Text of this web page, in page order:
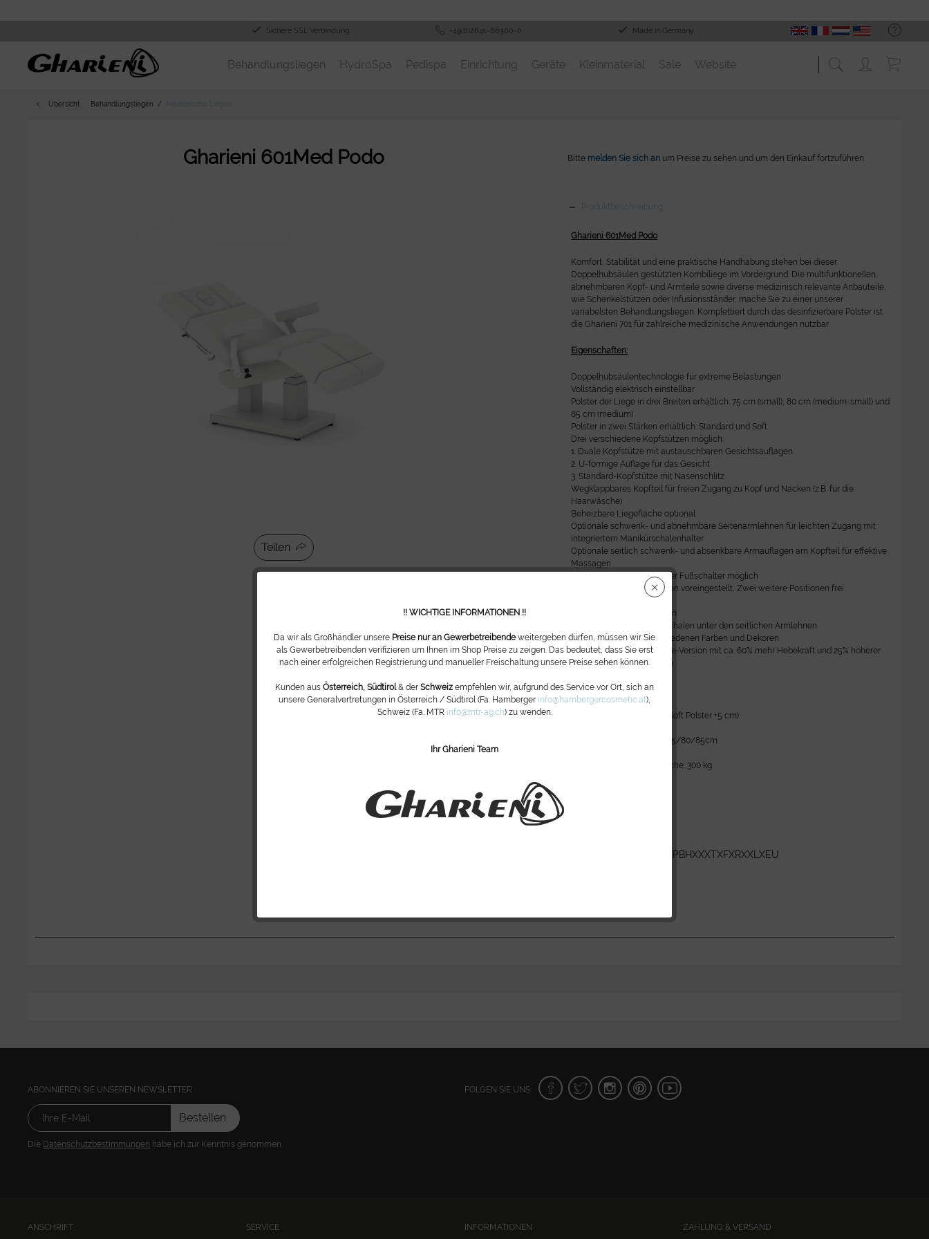
Sichere SSL Verbindung +49(0)2841-88300-0 Made in Germany
Behandlungsliegen HydroSpa Pedispa Einrichtung Geräte Kleinmaterial Sale Website
Übersicht Behandlungsliegen
Gharieni 601Med Podo
Teilen
Bitte melden Sie sich an um Preise zu sehen und um den Einkauf fortzuführen.
Produktbeschreibung
Gharieni 601Med Podo
Komfort, Stabilität und eine praktische Handhabung stehen bei dieser
Doppelhubsäulen gestützten Kombiliege im Vordergrund. Die multifunktionellen,
abnehmbaren Kopf- und Armteile sowie diverse medizinisch relevante Anbauteile,
wie Schenkelstützen oder Infusionsständer, mache Sie zu einer unserer
variabelsten Behandlungsliegen. Komplettiert durch das desinfizierbare Polster ist
die Gharieni 701 für zahlreiche medizinische Anwendungen nutzbar.
Eigenschaften:
Doppelhubsäulentechnologie für extreme Belastungen
Vollständig elektrisch einstellbar
Polster der Liege in drei Breiten erhältlich: 75 cm (small), 80 cm (medium-small) und
85 cm (medium)
Polster in zwei Stärken erhältlich: Standard und Soft
Drei verschiedene Kopfstützen möglich:
1. Duale Kopfstütze mit austauschbaren Gesichtsauflagen
2. U-förmige Auflage für das Gesicht
3. Standard-Kopfstütze mit Nasenschlitz
Wegklappbares Kopfteil für freien Zugang zu Kopf und Nacken (z.B. für die
Haarwäsche)
Beheizbare Liegefläche optional
Optionale schwenk- und abnehmbare Seitenarmlehnen für leichten Zugang mit
integriertem Manikürschalenhalter
Optionale seitlich schwenk- und absenkbare Armauflagen am Kopfteil für effektive
Massagen
Bedienung über Hand- oder Fußschalter möglich
Vier Behandlungspositionen voreingestellt, Zwei weitere Positionen frei
Halterung für Lupenlampen
Halterungen für Manikürschalen unter den seitlichen Armlehnen
Erhältlich in vielen verschiedenen Farben und Dekoren
Auch als High Performance-Version mit ca. 60% mehr Hebekraft und 25% höherer
Geschwindigkeit erhältlich
Technische Daten:
Höhe: ca. 59 cm - 99 cm (Soft Polster +5 cm)
Breite (ohne Armlehnen): 75/80/85cm
Belastbarkeit der Liegefläche: 300 kg
601MEDPXXKXAXLXPXPBHXXXTXFXRXXLXEU
ABONNIEREN SIE UNSEREN NEWSLETTER:
Bestellen
Die Datenschutzbestimmungen habe ich zur Kenntnis genommen
FOLGEN SIE UNS:
ANSCHRIFT SERVICE INFORMATIONEN ZAHLUNG & VERSAND
!! WICHTIGE INFORMATIONEN !!
Da wir als Großhändler unsere Preise nur an Gewerbetreibendeweitergeben dürfen, müssen wir Sie
als Gewerbetreibenden verifizieren um Ihnen im Shop Preise zu zeigen. Das bedeutet, dass Sie erst
nach einer erfolgreichen Registrierung und manueller Freischaltung unsere Preise sehen können.
Kunden aus Österreich, Südtirol& der Schweiz empfehlen wir, aufgrund des Service vor Ort, sich an
unsere Generalvertretungen in Österreich / Südtirol (Fa. Hamberger info@hambergercosmetic.at),
Schweiz (Fa. MTR info@mtr-ag.ch) zu wenden.
Ihr Gharieni Team